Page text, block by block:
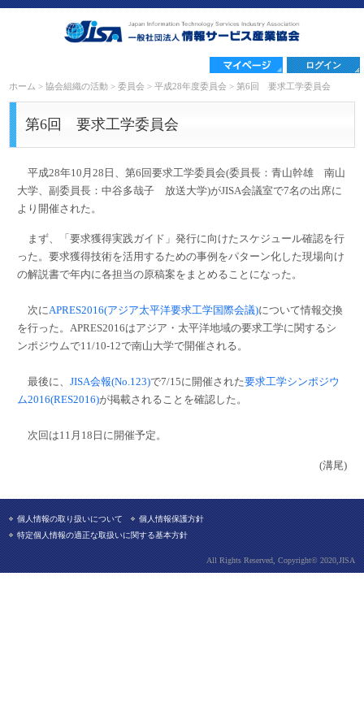
ログイン
ホーム >協会組織の活動 >委員会 >平成28年度委員会 >第6回 要求工学委員会
第6回 要求工学委員会
平成28年10月28日、第6回要求工学委員会(委員長：青山幹雄 南山
大学、副委員長：中谷多哉子 放送大学)がJISA会議室で7名の出席に
より開催された。
まず、「要求獲得実践ガイド」発行に向けたスケジュール確認を行
った。要求獲得技術を活用するための事例をパターン化した現場向け
の解説書で年内に各担当の原稿案をまとめることになった。
次にAPRES2016(アジア太平洋要求工学国際会議)について情報交換
を行った。APRES2016はアジア・太平洋地域の要求工学に関するシ
ンポジウムで11/10-12で南山大学で開催される。
最後に、JISA会報(No.123)で7/15に開催された要求工学シンポジウ
ム2016(RES2016)が掲載されることを確認した。
次回は11月18日に開催予定。
(溝尾)
個人情報の取り扱いについて
個人情報保護方針
特定個人情報の適正な取扱いに関する基本方針
All Rights Reserved, Copyright© 2020,JISA